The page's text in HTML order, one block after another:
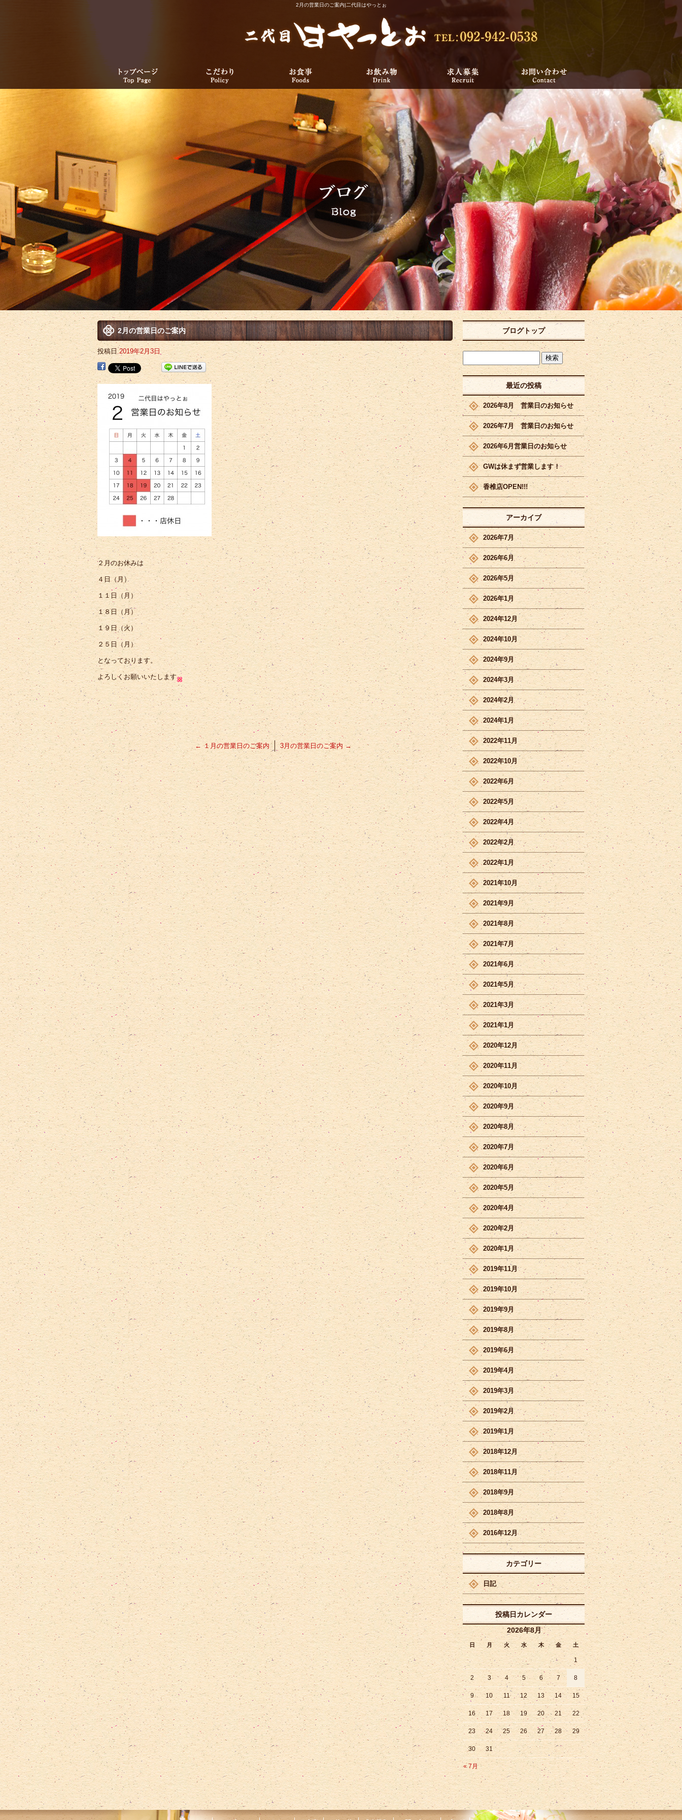
2月の営業日のご案内|二代目はやっとぉ
2月の営業日のご案内
投稿日 2019年2月3日
２月のお休みは
４日（月）
１１日（月）
１８日（月）
１９日（火）
２５日（月）
となっております。
よろしくお願いいたします
← １月の営業日のご案内 3月の営業日のご案内 →
ブログトップ
最近の投稿
2026年8月 営業日のお知らせ
2026年7月 営業日のお知らせ
2026年6月営業日のお知らせ
GWは休まず営業します！
香椎店OPEN!!!
アーカイブ
2026年7月
2026年6月
2026年5月
2026年1月
2024年12月
2024年10月
2024年9月
2024年3月
2024年2月
2024年1月
2022年11月
2022年10月
2022年6月
2022年5月
2022年4月
2022年2月
2022年1月
2021年10月
2021年9月
2021年8月
2021年7月
2021年6月
2021年5月
2021年3月
2021年1月
2020年12月
2020年11月
2020年10月
2020年9月
2020年8月
2020年7月
2020年6月
2020年5月
2020年4月
2020年2月
2020年1月
2019年11月
2019年10月
2019年9月
2019年8月
2019年6月
2019年4月
2019年3月
2019年2月
2019年1月
2018年12月
2018年11月
2018年9月
2018年8月
2016年12月
カテゴリー
日記
投稿日カレンダー
2026年8月
日 月 火 水 木 金 土
« 7月
1
2 3 4 5 6 7 8
9 10 11 12 13 14 15
16 17 18 19 20 21 22
23 24 25 26 27 28 29
30 31